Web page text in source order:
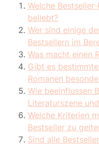
Welche
beliebt?
Wer sind einige
Bestsellern im
Was macht einen
Gibt es
Romanen
Wie beeinflussen
Literaturszene
Welche Kriterien
Bestseller zu
Sind alle